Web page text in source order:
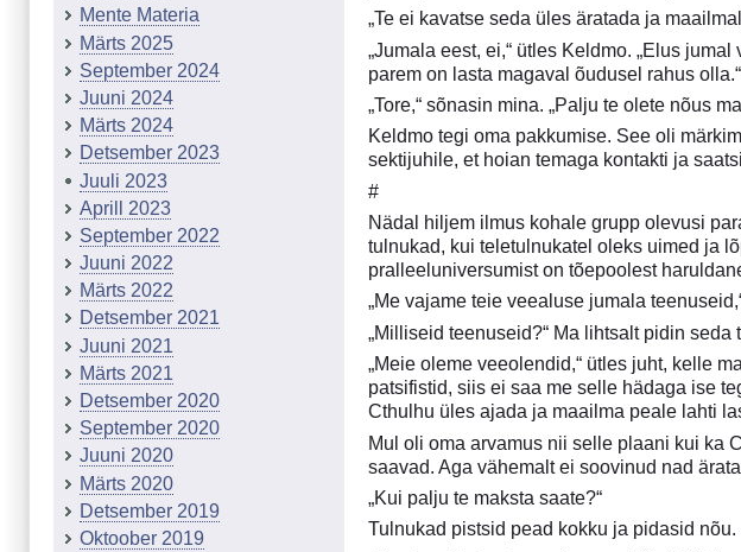
Mente Materia
Märts 2025
September 2024
Juuni 2024
Märts 2024
Detsember 2023
Juuli 2023
Aprill 2023
September 2022
Juuni 2022
Märts 2022
Detsember 2021
Juuni 2021
Märts 2021
Detsember 2020
September 2020
Juuni 2020
Märts 2020
Detsember 2019
Oktoober 2019
„Te ei kavatse seda üles äratada ja
„Jumala eest, ei,“ ütles Keldmo. „Elus
parem on lasta magaval õudusel rahus olla.“
„Tore,“ sõnasin mina. „Palju te olete nõus
Keldmo tegi oma pakkumise. See oli
sektijuhile, et hoian temaga kontakti ja
#
Nädal hiljem ilmus kohale grupp olevusi
tulnukad, kui teletulnukatel oleks uimed ja
pralleeluniversumist on tõepoolest
„Me vajame teie veealuse jumala
„Milliseid teenuseid?“ Ma lihtsalt pidin seda
„Meie oleme veeolendid,“ ütles juht, kelle
patsifistid, siis ei saa me selle hädaga ise
Cthulhu üles ajada ja maailma peale lahti
Mul oli oma arvamus nii selle plaani kui ka
saavad. Aga vähemalt ei soovinud nad
„Kui palju te maksta saate?“
Tulnukad pistsid pead kokku ja pidasid nõu.